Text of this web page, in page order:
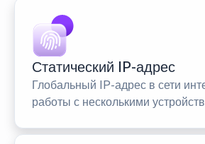
Статический IP-адрес
Глобальный IP-адрес в сети
работы с несколькими